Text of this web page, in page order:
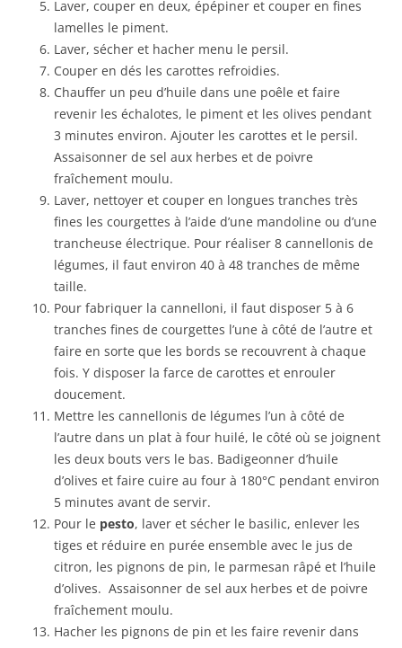
Laver, couper en deux, épépiner et couper en fines
lamelles le piment.
Laver, sécher et hacher menu le persil.
Couper en dés les carottes refroidies.
Chauffer un peu d’huile dans une poêle et faire
revenir les échalotes, le piment et les olives pendant
3 minutes environ. Ajouter les carottes et le persil.
Assaisonner de sel aux herbes et de poivre
fraîchement moulu.
Laver, nettoyer et couper en longues tranches très
fines les courgettes à l’aide d’une mandoline ou d’une
trancheuse électrique. Pour réaliser 8 cannellonis de
légumes, il faut environ 40 à 48 tranches de même
taille.
Pour fabriquer la cannelloni, il faut disposer 5 à 6
tranches fines de courgettes l’une à côté de l’autre et
faire en sorte que les bords se recouvrent à chaque
fois. Y disposer la farce de carottes et enrouler
doucement.
Mettre les cannellonis de légumes l’un à côté de
l’autre dans un plat à four huilé, le côté où se joignent
les deux bouts vers le bas. Badigeonner d’huile
d’olives et faire cuire au four à 180°C pendant environ
5 minutes avant de servir.
Pour le pesto, laver et sécher le basilic, enlever les
tiges et réduire en purée ensemble avec le jus de
citron, les pignons de pin, le parmesan râpé et l’huile
d’olives. Assaisonner de sel aux herbes et de poivre
fraîchement moulu.
Hacher les pignons de pin et les faire revenir dans